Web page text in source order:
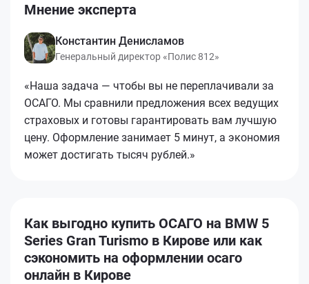
Мнение эксперта
Константин Денисламов
Генеральный директор «Полис 812»
«Наша задача — чтобы вы не переплачивали за
ОСАГО. Мы сравнили предложения всех ведущих
страховых и готовы гарантировать вам лучшую
цену. Оформление занимает 5 минут, а экономия
может достигать тысяч рублей.»
Как выгодно купить ОСАГО на BMW 5
Series Gran Turismo в Кирове или как
сэкономить на оформлении осаго
онлайн в Кирове